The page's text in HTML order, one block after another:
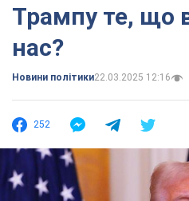
Трампу те, що
нас?
Новини політики22.03.2025 12:16
252